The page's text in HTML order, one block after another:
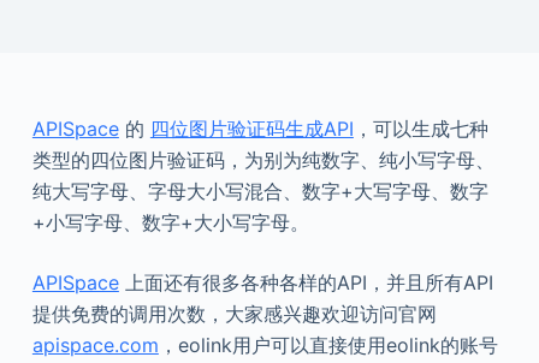
APISpace的 四位图片验证码生成API ，可以生成七种
类型的四位图片验证码，为别为纯数字、纯小写字母、
纯大写字母、字母大小写混合、数字+大写字母、数字
+小写字母、数字+大小写字母。
APISpace上面还有很多各种各样的API，并且所有API
提供免费的调用次数，大家感兴趣欢迎访问官网
apispace.com ，eolink用户可以直接使用eolink的账号